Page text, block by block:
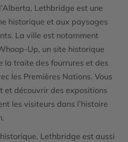
Lethbridge est une
historique et aux paysages
La ville est notamment
Up, un site historique
la traite des fourrures et des
les Premières Nations. Vous
et découvrir des expositions
les visiteurs dans l’histoire
Lethbridge est aussi